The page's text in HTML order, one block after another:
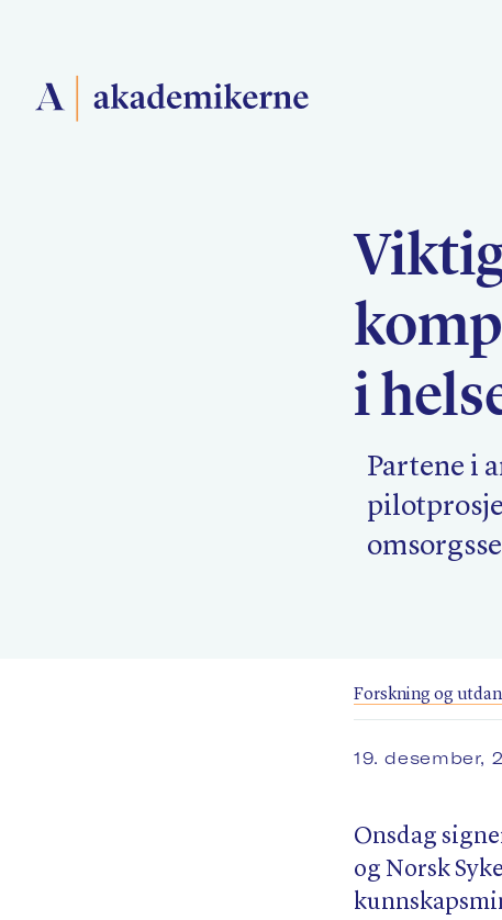
Medlemsforeninger
Akademikerne Pluss
i
Partene i
Forskning og
19. desember,
Onsdag
og Norsk